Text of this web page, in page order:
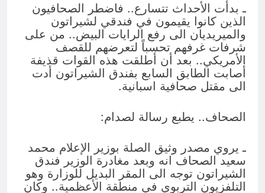
ـ بدأت الأحداث تتسارع.. فاضطر الصحافيون
الذين كانوا يقيمون في فندقي لشيراتون
والميريديان الى رفع الرايات البيض.. من على
شرفات غرفهم تحسباً لتعرضهم للقصف
الأمريكي.. بعد أن أطلقت هذه القوات قذيفة
أصابت الطابق السابع بفندق الشيراتون أدت
الى مقتل صحافية اسبانية.
الصحاف.. يطبع رسالة لصدام:
ـ يروي مصدر وثيق الصلة بوزير الإعلام محمد
سعيد الصحاف انه وبعد مغادرة الوزير فندق
الشيراتون توجه الى المقر البديل للوزارة وهو
التلفزيون التربوي في منطقة الأعظمية.. وكان